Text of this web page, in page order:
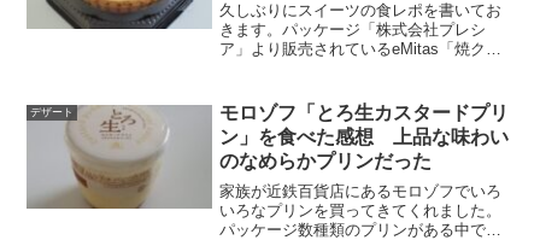
久しぶりにスイーツの食レポを書いてお
きます。パッケージ「株式会社プレシ
ア」より販売されているeMitas「焼クリ
せ。原材料名と栄養成分表示は下の部分
に書かれていて分かりに...
デザート
モロゾフ「とろ生カスタードプリ
ン」を食べた感想 上品な味わい
のなめらかプリンだった
家族が近鉄百貨店にあるモロゾフでいろ
いろなプリンを買ってきてくれました。
パッケージ数種類のプリンがある中で、